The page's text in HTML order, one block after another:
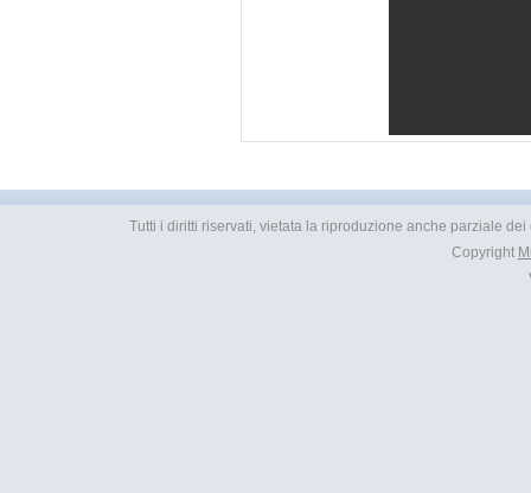
Tutti i diritti riservati, vietata la riproduzione anche parziale
Copyright